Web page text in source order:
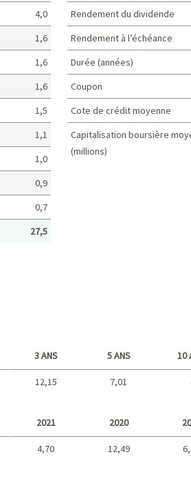
4,0
1,6
1,6
1,6
1,5
1,1
1,0
0,9
0,7
27,5
Rendement du dividende
Rendement à l’échéance
Durée (années)
Coupon
Cote de crédit moyenne
Capitalisation boursière
(millions)
3 ANS 5 ANS 10
12,15 7,01
2021 2020
4,70 12,49